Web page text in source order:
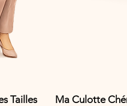
Tailles Ma Culotte